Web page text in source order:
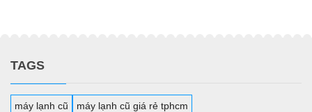
TAGS
máy lạnh cũ máy lạnh cũ giá rẻ tphcm